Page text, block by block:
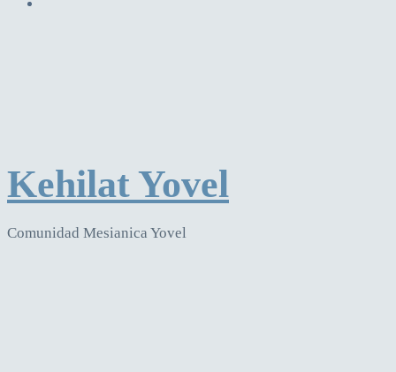
Kehilat Yovel
Comunidad Mesianica Yovel